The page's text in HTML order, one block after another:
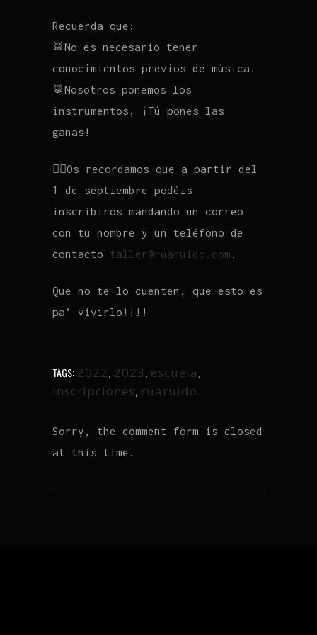
Recuerda que:
🥁No es necesario tener
conocimientos previos de música.
🥁Nosotros ponemos los
instrumentos, ¡Tú pones las
ganas!
☝🏼Os recordamos que a partir del
1 de septiembre podéis
inscribiros mandando un correo
con tu nombre y un teléfono de
contacto taller@ruaruido.com .
Que no te lo cuenten, que esto es
pa’ vivirlo!!!!
TAGS: 2022, 2023, escuela,
inscripciones, ruaruido
Sorry, the comment form is closed
at this time.